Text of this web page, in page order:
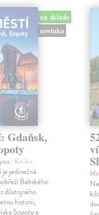
na sklade
novinka
Gdaňsk,
| Kniha
je jedinečná
Baltského
důstojného
historií,
Sopoty a